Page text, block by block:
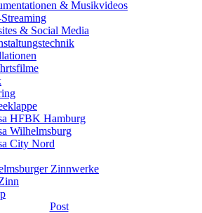
& Musikvideos
& Social Media
HFBK Hamburg
Wilhelmsburg
City Nord
Zinnwerke
Post